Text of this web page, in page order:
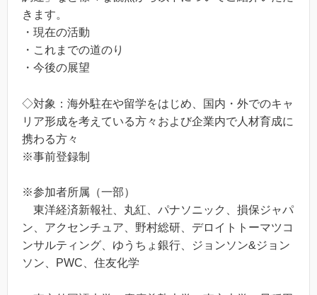
きます。
・現在の活動
・これまでの道のり
・今後の展望
◇対象：海外駐在や留学をはじめ、国内・外でのキャ
リア形成を考えている方々および企業内で人材育成に
携わる方々
※事前登録制
※参加者所属（一部）
東洋経済新報社、丸紅、パナソニック、損保ジャパ
ン、アクセンチュア、野村総研、デロイトトーマツコ
ンサルティング、ゆうちょ銀行、ジョンソン&ジョン
ソン、PWC、住友化学